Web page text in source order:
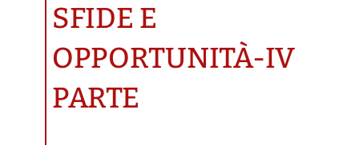
SFIDE E
OPPORTUNITÀ-IV
PARTE